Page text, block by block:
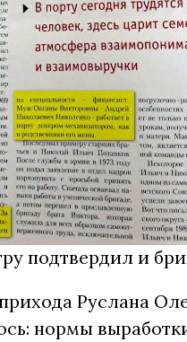
подтвердил и
Руслана
нормы